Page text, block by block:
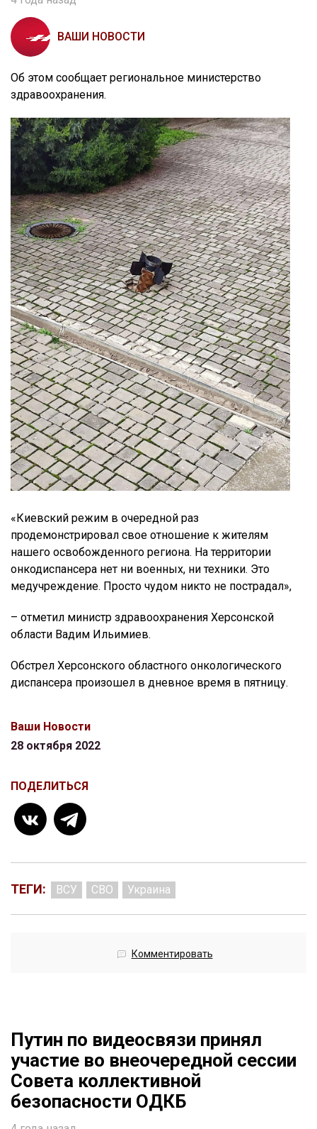
ВАШИ НОВОСТИ
Об этом сообщает региональное министерство
здравоохранения.
«Киевский режим в очередной раз
продемонстрировал свое отношение к жителям
нашего освобожденного региона. На территории
онкодиспансера нет ни военных, ни техники. Это
медучреждение. Просто чудом никто не пострадал»,
– отметил министр здравоохранения Херсонской
области Вадим Ильимиев.
Обстрел Херсонского областного онкологического
диспансера произошел в дневное время в пятницу.
Ваши Новости
28 октября 2022
ПОДЕЛИТЬСЯ
ТЕГИ: ВСУ СВО Украина
Комментировать
Путин по видеосвязи принял
участие во внеочередной сессии
Совета коллективной
безопасности ОДКБ